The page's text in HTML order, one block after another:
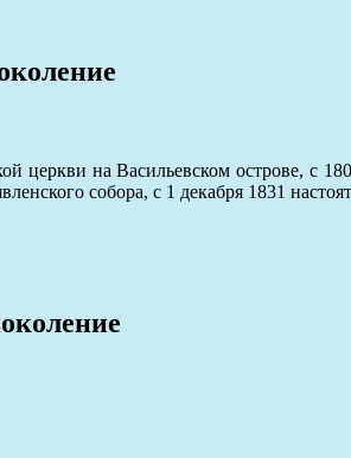
на Васильевском острове, с
собора, с 1 декабря 1831